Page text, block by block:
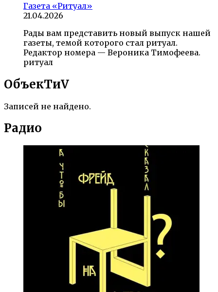
Газета «Ритуал»
21.04.2026
Рады вам представить новый выпуск нашей
газеты, темой которого стал ритуал.
Редактор номера — Вероника Тимофеева.
ритуал
ОбъекTиV
Записей не найдено.
Радио